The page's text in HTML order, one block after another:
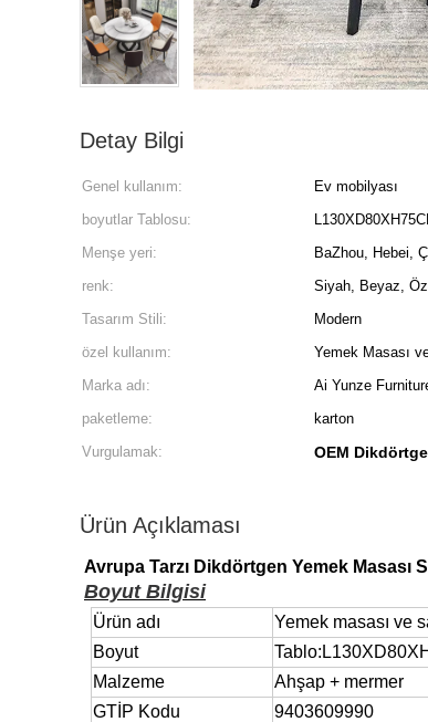
Detay Bilgi
Genel kullanım: Ev mobilyası
boyutlar Tablosu:
Menşe yeri:
BaZhou, Hebei,
renk:
Siyah, Beyaz,
Tasarım Stili:
Modern
özel kullanım:
Yemek Masası
Marka adı:
Ai Yunze
paketleme:
karton
Vurgulamak:
OEM
Ürün Açıklaması
Avrupa Tarzı Dikdörtgen Yemek Masası
Boyut Bilgisi
Ürün adı
Yemek masası ve
Boyut
Malzeme
Ahşap + mermer
GTİP Kodu
9403609990